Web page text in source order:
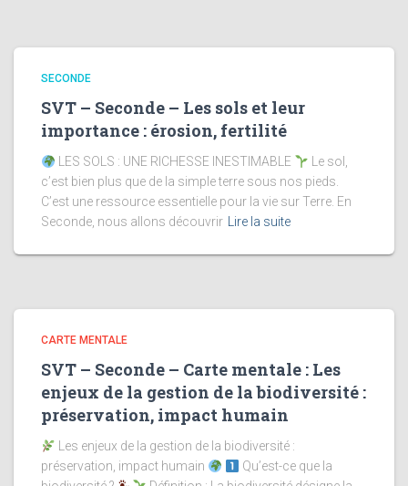
SECONDE
SVT – Seconde – Les sols et leur
importance : érosion, fertilité
LES SOLS : UNE RICHESSE INESTIMABLE
Le sol,
c’est bien plus que de la simple terre sous nos pieds.
C’est une ressource essentielle pour la vie sur Terre. En
Seconde, nous allons découvrir Lire la suite
CARTE MENTALE
SVT – Seconde – Carte mentale : Les
enjeux de la gestion de la biodiversité :
préservation, impact humain
Les enjeux de la gestion de la biodiversité :
préservation, impact humain
Qu’est-ce que la